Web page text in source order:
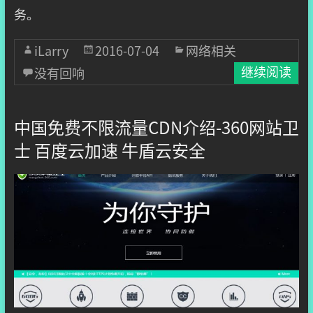
务。
iLarry
2016-07-04
网络相关
没有回响
继续阅读
中国免费不限流量CDN介绍-360网站卫
士 百度云加速 牛盾云安全